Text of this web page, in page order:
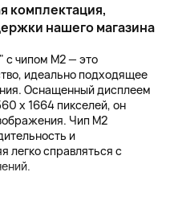
комплектация,
нашего магазина
с чипом M2 — это
идеально подходящее
Оснащенный дисплеем
x 1664 пикселей, он
Чип M2
и
легко справляться с